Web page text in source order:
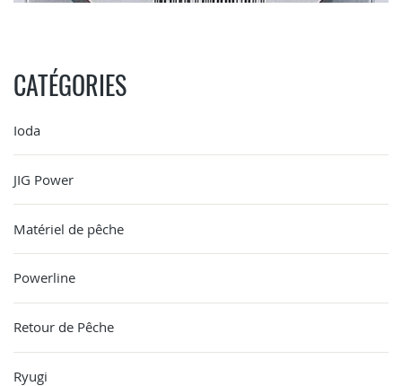
CATÉGORIES
Ioda
JIG Power
Matériel de pêche
Powerline
Retour de Pêche
Ryugi